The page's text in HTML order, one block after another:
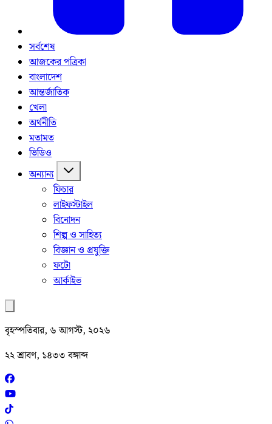
সর্বশেষ
আজকের পত্রিকা
বাংলাদেশ
আন্তর্জাতিক
খেলা
অর্থনীতি
মতামত
ভিডিও
অন্যান্য
ফিচার
লাইফস্টাইল
বিনোদন
শিল্প ও সাহিত্য
বিজ্ঞান ও প্রযুক্তি
ফটো
আর্কাইভ
বৃহস্পতিবার, ৬ আগস্ট, ২০২৬
২২ শ্রাবণ, ১৪৩৩ বঙ্গাব্দ